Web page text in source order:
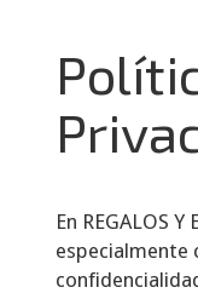
En REGALOS Y
especialmente